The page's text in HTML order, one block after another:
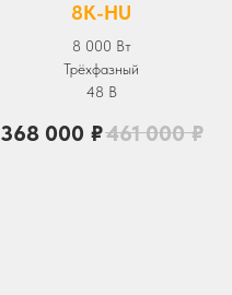
8K-HU
8 000 Вт
Трёхфазный
48 В
368 000 ₽461 000 ₽